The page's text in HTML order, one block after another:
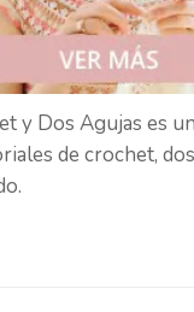
y Dos Agujas es
de crochet,